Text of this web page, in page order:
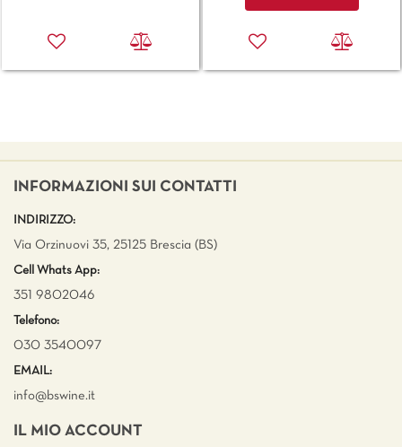
INFORMAZIONI SUI CONTATTI
INDIRIZZO:
Via Orzinuovi 35, 25125 Brescia (BS)
Cell Whats App:
351 9802046
Telefono:
030 3540097
EMAIL:
info@bswine.it
IL MIO ACCOUNT